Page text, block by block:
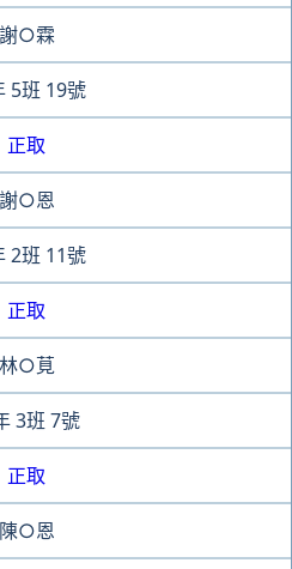
謝○霖
5班 19號
正取
謝○恩
2班 11號
正取
林○莧
3班 7號
正取
陳○恩